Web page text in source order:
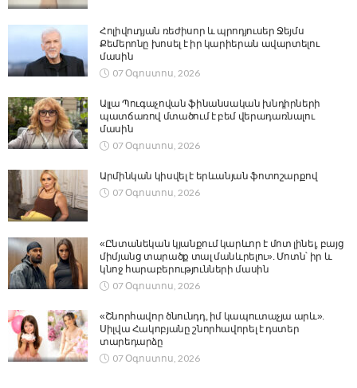
Հոլիվուդյան ռեժիսոր և պրոդյուսեր Ջեյմս
Քեմերոնը խոսել է իր կարիերան ավարտելու
մասին
07 Օգոստոս, 2026
Ալլա Պուգաչովան ֆինանսական խնդիրների
պատճառով մտածում է բեմ վերադառնալու
մասին
07 Օգոստոս, 2026
Արմինկան կիսվել է երևանյան ֆոտոշարքով
07 Օգոստոս, 2026
«Ընտանեկան կյանքում կարևոր է մոտ լինել, բայց
միմյանց տարածք տալ մանևրելու». Մոտն՝ իր և
կնոջ հարաբերությունների մասին
07 Օգոստոս, 2026
«Շնորհավոր ծնունդդ, իմ կապուտաչյա արև».
Սիլվա Հակոբյանը շնորհավորել է դստեր
տարեդարձը
07 Օգոստոս, 2026